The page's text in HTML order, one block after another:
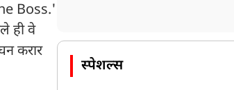
Boss.'
ही वे
करार
स्पेशल्स